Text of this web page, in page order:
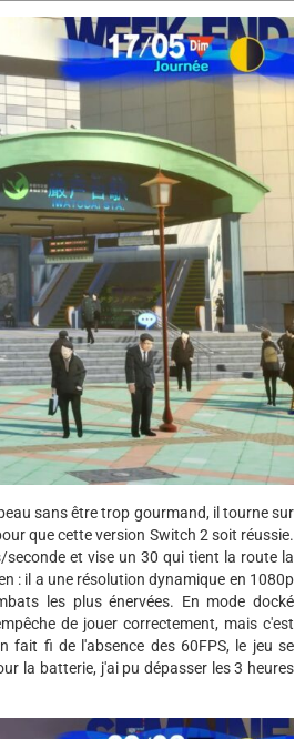
sans être trop gourmand, il tourne sur
que cette version Switch 2 soit réussie.
et vise un 30 qui tient la route la
: il a une résolution dynamique en 1080p
les plus énervées. En mode docké
de jouer correctement, mais c'est
fait fi de l'absence des 60FPS, le jeu se
la batterie, j'ai pu dépasser les 3 heures